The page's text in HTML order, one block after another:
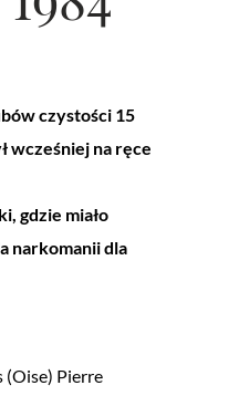
czystości 15
wcześniej na ręce
gdzie miało
narkomanii dla
(Oise) Pierre